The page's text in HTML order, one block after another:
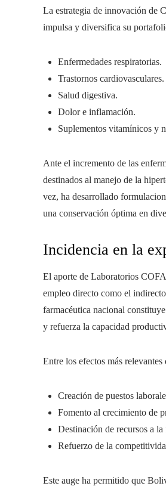
La estrategia de innovación de
impulsa y diversifica su
Enfermedades respiratorias.
Trastornos cardiovasculares.
Salud digestiva.
Dolor e inflamación.
Suplementos vitamínicos y
Ante el incremento de las
destinados al manejo de la
vez, ha desarrollado
una conservación óptima en
Incidencia en la
El aporte de Laboratorios
empleo directo como el
farmacéutica nacional
y refuerza la capacidad
Entre los efectos más
Creación de puestos
Fomento al crecimiento de
Destinación de recursos a
Refuerzo de la
Este auge ha permitido que